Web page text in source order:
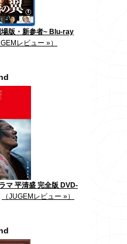
場版・新参者~ Blu-ray
レビュー »）
マ 平清盛 完全版 DVD-
（JUGEMレビュー »）